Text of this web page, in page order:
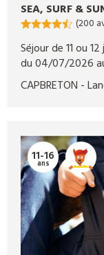
SEA, SURF &
(200
Séjour de 11 ou
du 04/07/2026
CAPBRETON -
11-16
ans